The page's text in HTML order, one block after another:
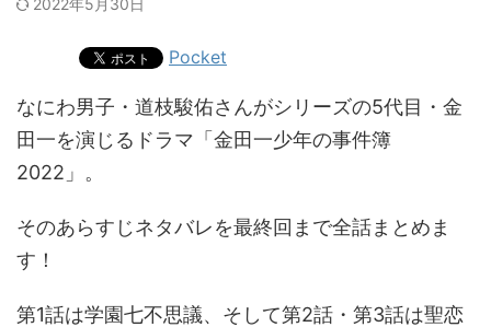
2022年5月30日
Pocket
なにわ男子・道枝駿佑さんがシリーズの5代目・金
田一を演じるドラマ「金田一少年の事件簿
2022」。
そのあらすじネタバレを最終回まで全話まとめま
す！
第1話は学園七不思議、そして第2話・第3話は聖恋